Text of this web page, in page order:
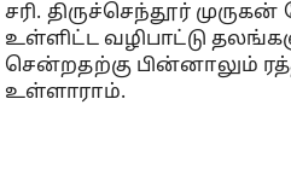
சரி. திருச்செந்தூர்
உள்ளிட்ட வழிபாட்டு
சென்றதற்கு பின்னாலும்
உள்ளாராம்.